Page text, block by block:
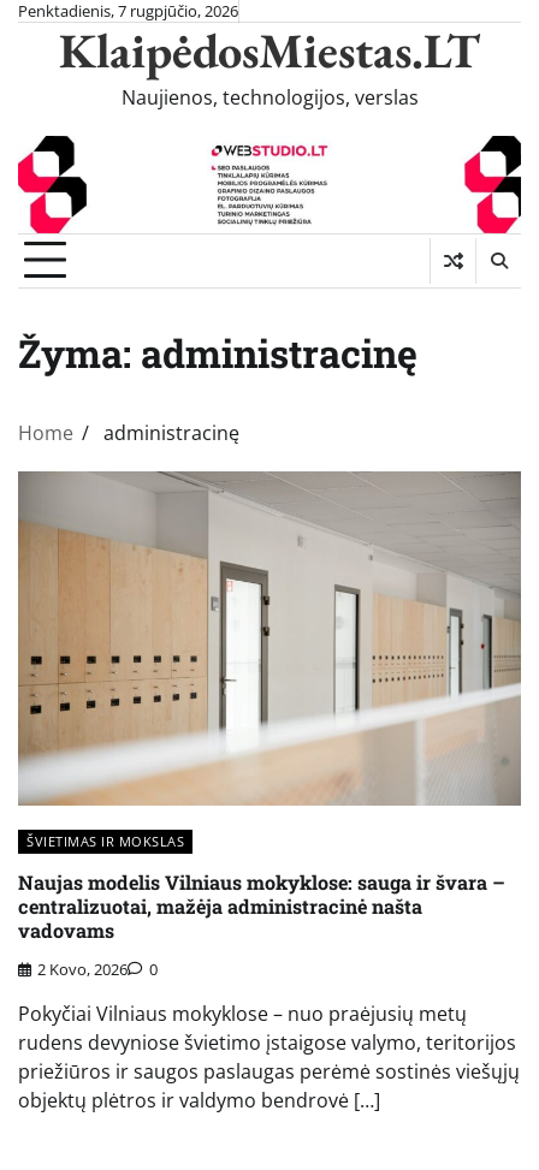
Skip
content
Penktadienis, 7 rugpjūčio, 2026
KlaipėdosMiestas.LT
Naujienos, technologijos, verslas
Žyma: administracinę
Home administracinę
ŠVIETIMAS IR MOKSLAS
Naujas modelis Vilniaus mokyklose: sauga ir švara –
centralizuotai, mažėja administracinė našta
vadovams
2 Kovo, 2026 0
Pokyčiai Vilniaus mokyklose – nuo praėjusių metų
rudens devyniose švietimo įstaigose valymo, teritorijos
priežiūros ir saugos paslaugas perėmė sostinės viešųjų
objektų plėtros ir valdymo bendrovė […]